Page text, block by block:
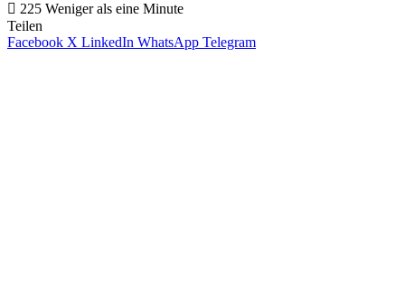
225 Weniger als eine Minute
Teilen
Facebook X LinkedIn WhatsApp Telegram